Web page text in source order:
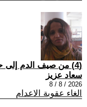
(4) من صيف الدم إلى حاضر الإعدامات
سعاد عزيز
2026 / 8 / 8
الغاء عقوبة الاعدام